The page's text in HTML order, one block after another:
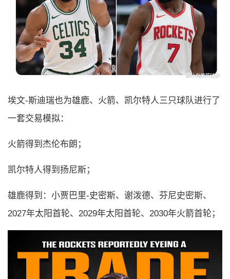
埃文-斯迪瑞也为雄鹿、火箭、凯尔特人三只球队进行了
一套交易模拟：
火箭得到杰伦布朗；
凯尔特人得到扬尼斯；
雄鹿得到：小贾巴里-史密斯、谢泼德、芬尼史密斯、
2027年太阳首轮、2029年太阳首轮、2030年火箭首轮；